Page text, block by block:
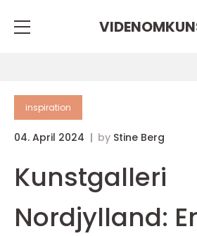
inspiration
04. April 2024 by Stine Berg
Kunstgalleri
Nordjylland: